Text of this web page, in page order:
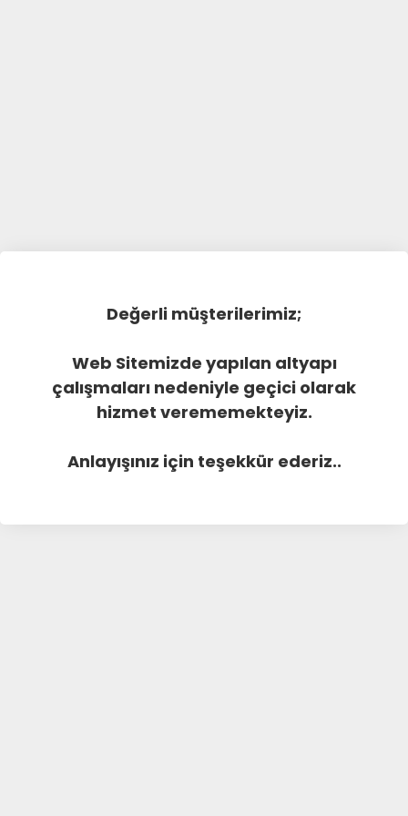
Değerli müşterilerimiz;
Web Sitemizde yapılan altyapı
çalışmaları nedeniyle geçici olarak
hizmet verememekteyiz.
Anlayışınız için teşekkür ederiz..